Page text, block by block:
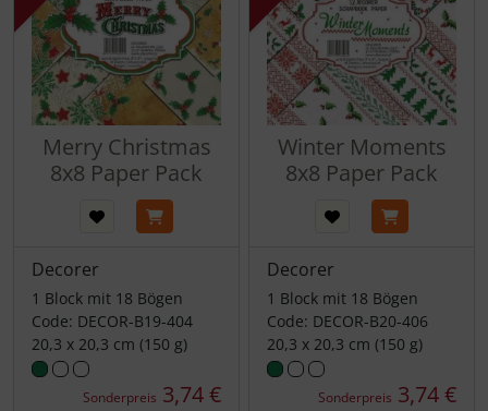
Merry Christmas
8x8 Paper Pack
Decorer
1 Block mit 18 Bögen
Code: DECOR-B19-404
20,3 x 20,3 cm (150 g)
Sonderpreis 3,74 €
Winter Moments
8x8 Paper Pack
Decorer
1 Block mit 18 Bögen
Code: DECOR-B20-406
20,3 x 20,3 cm (150 g)
Sonderpreis 3,74 €